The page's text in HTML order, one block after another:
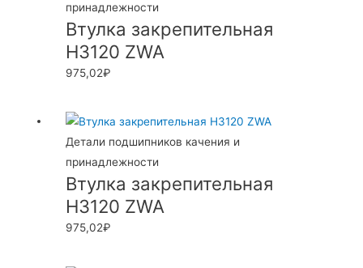
принадлежности
Втулка закрепительная
H3120 ZWA
975,02₽
Детали подшипников качения и
принадлежности
Втулка закрепительная
H3120 ZWA
975,02₽